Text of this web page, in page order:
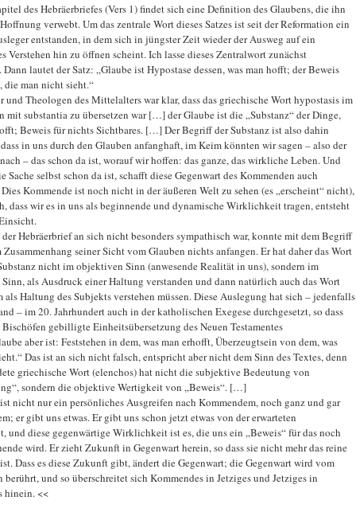
des Hebräerbriefes (Vers 1) findet sich eine Definition des Glaubens, die ihn
verwebt. Um das zentrale Wort dieses Satzes ist seit der Reformation ein
entstanden, in dem sich in jüngster Zeit wieder der Ausweg auf ein
Verstehen hin zu öffnen scheint. Ich lasse dieses Zentralwort zunächst
Dann lautet der Satz: „Glaube ist Hypostase dessen, was man hofft; der Beweis
die man nicht sieht.“
und Theologen des Mittelalters war klar, dass das griechische Wort hypostasis im
mit substantia zu übersetzen war […] der Glaube ist die „Substanz“ der Dinge,
Beweis für nichts Sichtbares. […] Der Begriff der Substanz ist also dahin
in uns durch den Glauben anfanghaft, im Keim könnten wir sagen – also der
– das schon da ist, worauf wir hoffen: das ganze, das wirkliche Leben. Und
Sache selbst schon da ist, schafft diese Gegenwart des Kommenden auch
Kommende ist noch nicht in der äußeren Welt zu sehen (es „erscheint“ nicht),
dass wir es in uns als beginnende und dynamische Wirklichkeit tragen, entsteht
Hebräerbrief an sich nicht besonders sympathisch war, konnte mit dem Begriff
Zusammenhang seiner Sicht vom Glauben nichts anfangen. Er hat daher das Wort
nicht im objektiven Sinn (anwesende Realität in uns), sondern im
als Ausdruck einer Haltung verstanden und dann natürlich auch das Wort
als Haltung des Subjekts verstehen müssen. Diese Auslegung hat sich – jedenfalls
– im 20. Jahrhundert auch in der katholischen Exegese durchgesetzt, so dass
gebilligte Einheitsübersetzung des Neuen Testamentes
aber ist: Feststehen in dem, was man erhofft, Überzeugtsein von dem, was
Das ist an sich nicht falsch, entspricht aber nicht dem Sinn des Textes, denn
griechische Wort (elenchos) hat nicht die subjektive Bedeutung von
sondern die objektive Wertigkeit von „Beweis“. […]
nicht nur ein persönliches Ausgreifen nach Kommendem, noch ganz und gar
er gibt uns etwas. Er gibt uns schon jetzt etwas von der erwarteten
und diese gegenwärtige Wirklichkeit ist es, die uns ein „Beweis“ für das noch
wird. Er zieht Zukunft in Gegenwart herein, so dass sie nicht mehr das reine
Dass es diese Zukunft gibt, ändert die Gegenwart; die Gegenwart wird vom
und so überschreitet sich Kommendes in Jetziges und Jetziges in
hinein. <<